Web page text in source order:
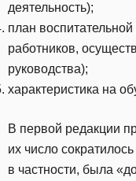
деятельность);
план
работников,
руководства);
характеристика на
В первой редакции
их число
в частности, была